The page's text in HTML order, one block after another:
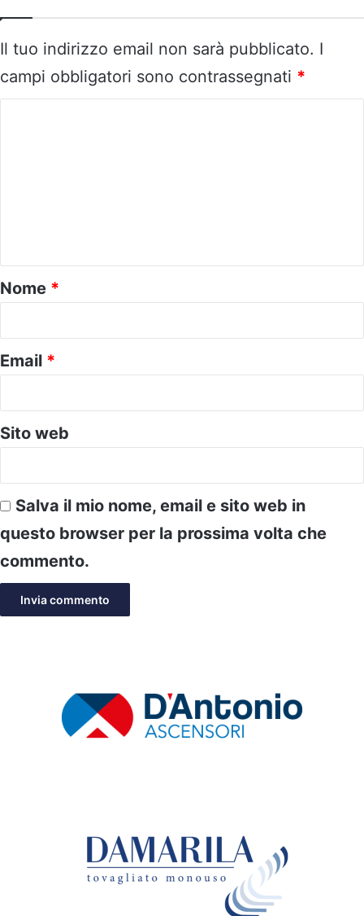
Il tuo indirizzo email non sarà pubblicato. I
campi obbligatori sono contrassegnati *
o
*
Nome *
Email *
Sito web
Salva il mio nome, email e sito web in
questo browser per la prossima volta che
commento.